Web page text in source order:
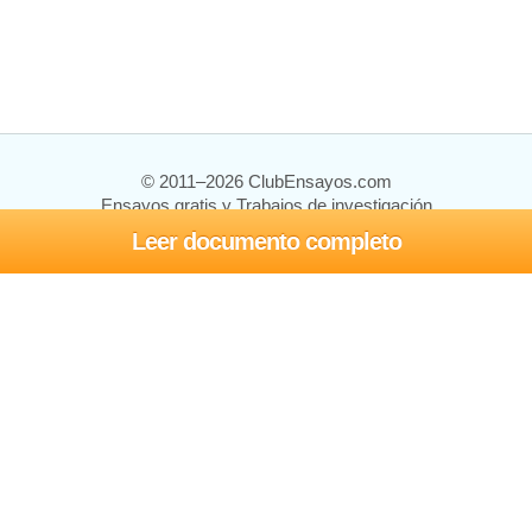
Leer documento completo
© 2011–2026 ClubEnsayos.com
Ensayos gratis y Trabajos de investigación